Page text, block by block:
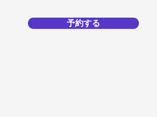
予約する